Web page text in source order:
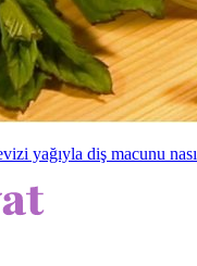
yağıyla diş macunu